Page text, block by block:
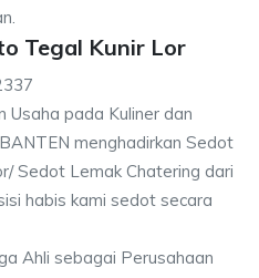
Tegal Kunir Lor
Usaha pada Kuliner dan
menghadirkan Sedot
Sedot Lemak Chatering dari
habis kami sedot secara
Ahli sebagai Perusahaan